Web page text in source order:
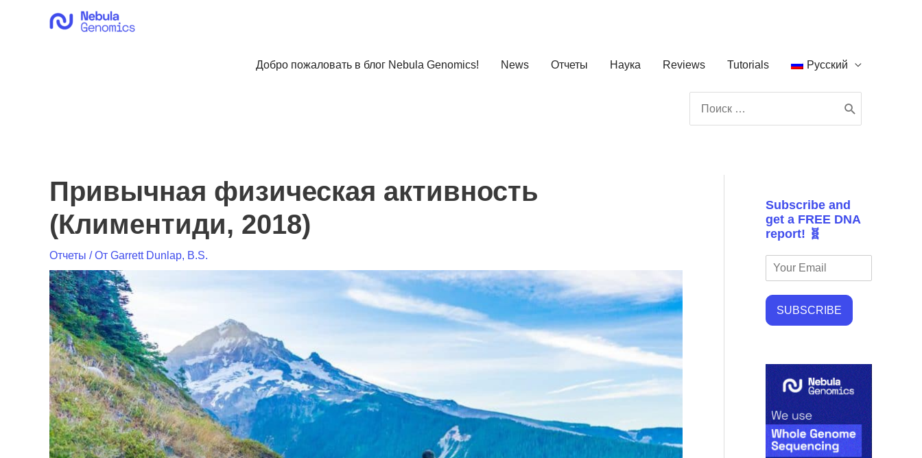
Добро пожаловать в блог Nebula Genomics! News Отчеты Наука Reviews Tutorials Русский
Привычная физическая активность
(Климентиди, 2018)
Отчеты / От Garrett Dunlap, B.S.
Subscribe and
get a FREE DNA
report! 🧬
SUBSCRIBE